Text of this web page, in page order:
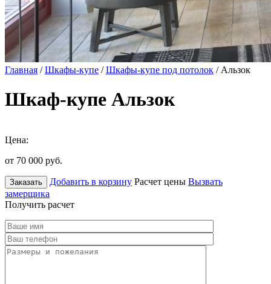
Главная /Шкафы-купе /Шкафы-купе под потолок / Альзок
Шкаф-купе Альзок
Цена:
от 70 000 руб.
Заказать Добавить в корзину Расчет цены Вызвать
замерщика
Получить расчет